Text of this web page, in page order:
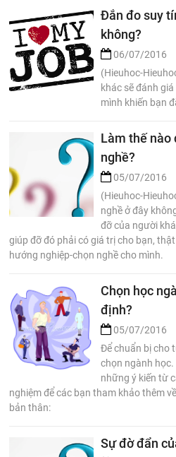
Đắn đo suy
không?
06/07/2016
(Hieuhoc-
khác sẽ đánh
mình khiến bạn
Làm thế nào
nghề?
05/07/2016
(Hieuhoc-
nghề ở đây
đỡ của người
giúp đỡ đó phải có giá trị cho bạn,
hướng nghiệp-chọn nghề cho mình.
Chọn học
định?
05/07/2016
Để chuẩn bị cho
chọn ngành
những ý kiến từ
nghiệm để các bạn tham khảo thêm
bản thân:
Sự đờ đẩn